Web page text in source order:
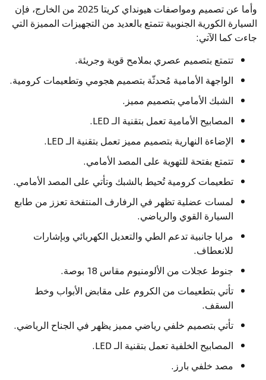
وأما عن تصميم ومواصفات هيونداي كريتا 2025 من الخارج، فإن
السيارة الكورية الجنوبية تتمتع بالعديد من التجهيزات المميزة التي
جاءت كما الآتي:
تتمتع بتصميم عصري بملامح قوية وجريئة.
الواجهة الأمامية مُحدثّة بتصميم هجومي وتطعيمات كرومية.
الشبك الأمامي بتصميم مميز.
المصابيح الأمامية تعمل بتقنية الـ LED.
الإضاءة النهارية بتصميم مميز تعمل بتقنية الـ LED.
تتمتع بفتحة للتهوية على المصد الأمامي.
تطعيمات كرومية تُحيط بالشبك وتأتي على المصد الأمامي.
لمسات عضلية تظهر في الرفارف المنتفخة تعزز من طابع
السيارة القوي والرياضي.
مرايا جانبية تدعم الطي والتعديل الكهربائي وبإشارات
للانعطاف.
جنوط عجلات من الألومنيوم مقاس 18 بوصة.
تأتي بتطعيمات من الكروم على مقابض الأبواب وخط
السقف.
تأتي بتصميم خلفي رياضي مميز يظهر في الجناح الرياضي.
المصابيح الخلفية تعمل بتقنية الـ LED.
مصد خلفي بارز.